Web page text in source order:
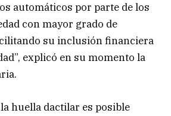
automáticos por parte de los
con mayor grado de
su inclusión financiera
explicó en su momento la
huella dactilar es posible